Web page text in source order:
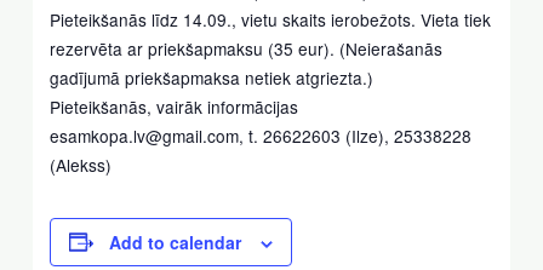
Pieteikšanās līdz 14.09., vietu skaits ierobežots. Vieta tiek
rezervēta ar priekšapmaksu (35 eur). (Neierašanās
gadījumā priekšapmaksa netiek atgriezta.)
Pieteikšanās, vairāk informācijas
esamkopa.lv@gmail.com, t. 26622603 (Ilze), 25338228
(Alekss)
Add to calendar